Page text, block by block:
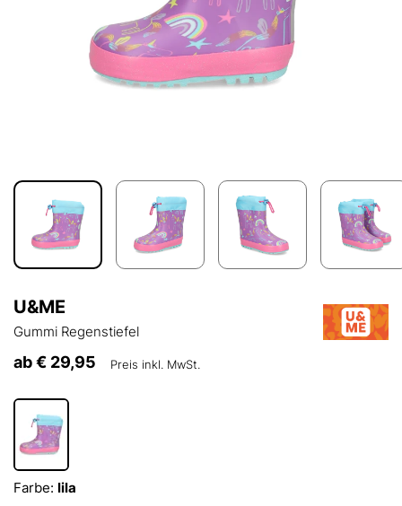
U&ME
Gummi Regenstiefel
ab€ 29,95 Preis inkl. MwSt.
Farbe: lila